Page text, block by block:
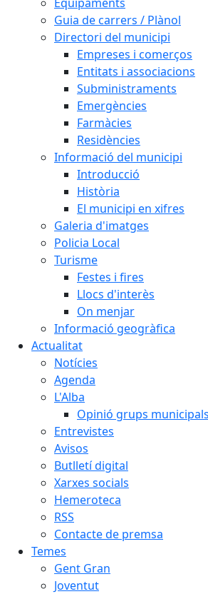
Guia de carrers / Plànol
Directori del municipi
Empreses i comerços
Entitats i associacions
Subministraments
Emergències
Farmàcies
Residències
Informació del municipi
Introducció
Història
El municipi en xifres
Galeria d'imatges
Policia Local
Turisme
Festes i fires
Llocs d'interès
On menjar
Informació geogràfica
Actualitat
Notícies
Agenda
L'Alba
Opinió grups municipals
Entrevistes
Avisos
Butlletí digital
Xarxes socials
Hemeroteca
RSS
Contacte de premsa
Temes
Gent Gran
Joventut